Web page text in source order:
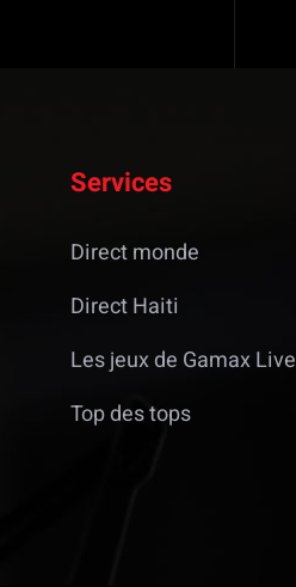
Services
Direct monde
Direct Haiti
Les jeux de Gamax Live
Top des tops